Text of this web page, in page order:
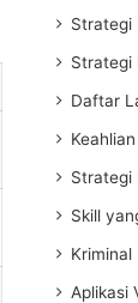
Strategi
Strategi
Daftar
Strategi
Skill
Kriminal
Aplikasi